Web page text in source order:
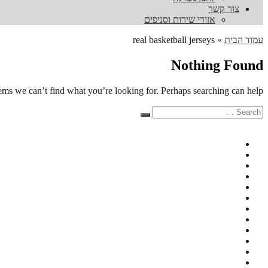
צור קשר
אזורי שירות וסניפים
עמוד הבית »
real basketball jerseys
Nothing Found
we can’t find what you’re looking for. Perhaps searching can help.
Search
for:
Search